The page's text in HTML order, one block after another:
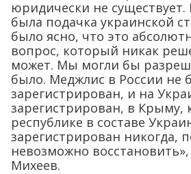
юридически не существует.
была подачка украинской
было ясно, что это
вопрос, который никак
может. Мы могли бы
было. Меджлис в России не
зарегистрирован, и на
зарегистрирован, в Крыму,
республике в составе
зарегистрирован никогда,
невозможно восстановить»,
Михеев.